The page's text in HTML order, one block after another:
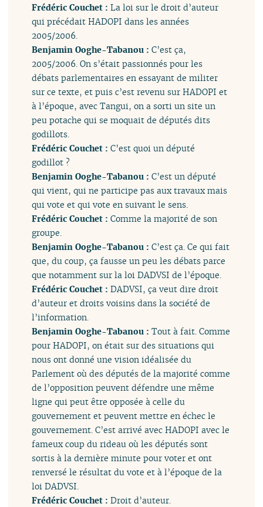
Frédéric Couchet :La loi sur le droit d’auteur
qui précédait HADOPI dans les années
2005/2006.
Benjamin Ooghe-Tabanou :C’est ça,
2005/2006. On s’était passionnés pour les
débats parlementaires en essayant de militer
sur ce texte, et puis c’est revenu sur HADOPI et
à l’époque, avec Tangui, on a sorti un site un
peu potache qui se moquait de députés dits
godillots.
Frédéric Couchet :C’est quoi un député
godillot ?
Benjamin Ooghe-Tabanou :C’est un député
qui vient, qui ne participe pas aux travaux mais
qui vote et qui vote en suivant le sens.
Frédéric Couchet :Comme la majorité de son
groupe.
Benjamin Ooghe-Tabanou :C’est ça. Ce qui fait
que, du coup, ça fausse un peu les débats parce
que notamment sur la loi DADVSI de l’époque.
Frédéric Couchet :DADVSI, ça veut dire droit
d’auteur et droits voisins dans la société de
l’information.
Benjamin Ooghe-Tabanou :Tout à fait. Comme
pour HADOPI, on était sur des situations qui
nous ont donné une vision idéalisée du
Parlement où des députés de la majorité comme
de l’opposition peuvent défendre une même
ligne qui peut être opposée à celle du
gouvernement et peuvent mettre en échec le
gouvernement. C’est arrivé avec HADOPI avec le
fameux coup du rideau où les députés sont
sortis à la dernière minute pour voter et ont
renversé le résultat du vote et à l’époque de la
loi DADVSI.
Frédéric Couchet :Droit d’auteur.